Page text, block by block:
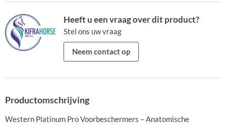
Heeft u een vraag over dit product?
Stel ons uw vraag
Neem contact op
Productomschrijving
Western Platinum Pro Voorbeschermers – Anatomische